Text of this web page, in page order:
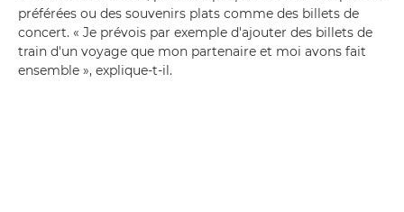
préférées ou des souvenirs plats comme des billets de
concert. « Je prévois par exemple d'ajouter des billets de
train d'un voyage que mon partenaire et moi avons fait
ensemble », explique-t-il.